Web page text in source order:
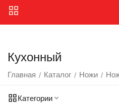
Кухонный
Главная / Каталог / Ножи /
Категории